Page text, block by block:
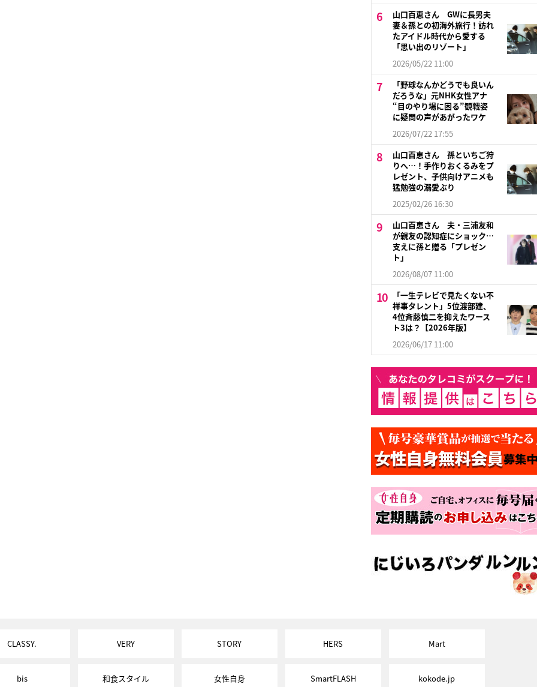
山口百恵さん GWに長男夫
妻＆孫との初海外旅行！訪れ
たアイドル時代から愛する
「思い出のリゾート」
2026/05/22 11:00
「野球なんかどうでも良いん
だろうな」元NHK女性アナ
“目のやり場に困る”観戦姿
に疑問の声があがったワケ
2026/07/22 17:55
山口百恵さん 孫といちご狩
りへ…！手作りおくるみをプ
レゼント、子供向けアニメも
猛勉強の溺愛ぶり
2025/02/26 16:30
山口百恵さん 夫・三浦友和
が親友の認知症にショック…
支えに孫と贈る「プレゼン
ト」
2026/08/07 11:00
「一生テレビで見たくない不
祥事タレント」5位渡部建、
4位斉藤慎二を抑えたワース
ト3は？【2026年版】
2026/06/17 11:00
CLASSY. VERY STORY HERS Mart
bis 和食スタイル 女性自身 SmartFLASH kokode.jp